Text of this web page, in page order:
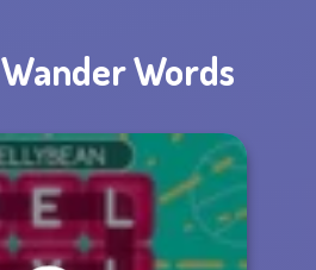
Wander Words